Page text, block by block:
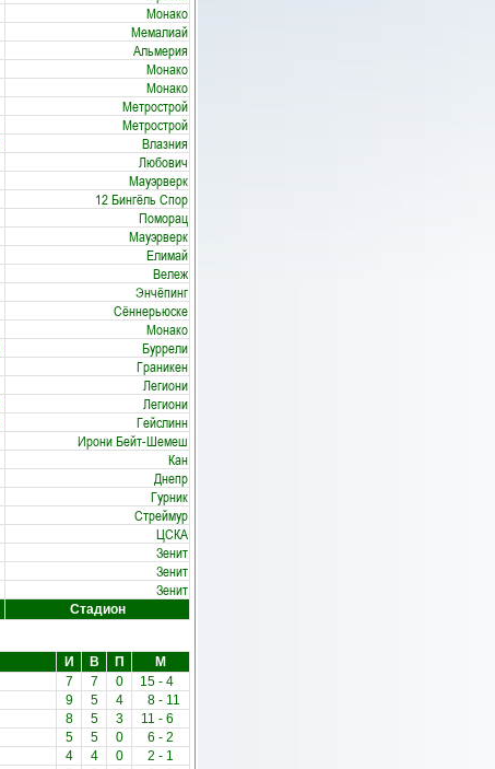
Монако
Мемалиай
Альмерия
Монако
Монако
Метрострой
Метрострой
Влазния
Любович
Мауэрверк
12 Бингёль Спор
Поморац
Мауэрверк
Елимай
Вележ
Энчёпинг
Сённерьюске
Монако
Буррели
Граникен
Легиони
Легиони
Гейслинн
Ирони Бейт-Шемеш
Кан
Днепр
Гурник
Стреймур
ЦСКА
Зенит
Зенит
Зенит
Стадион
И В П
М
7 7 0 15 - 4
9 5 4 8 - 11
8 5 3 11 - 6
5 5 0 6 - 2
4 4 0 2 - 1